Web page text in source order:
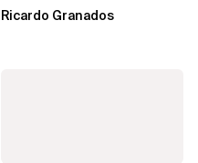
Ricardo Granados